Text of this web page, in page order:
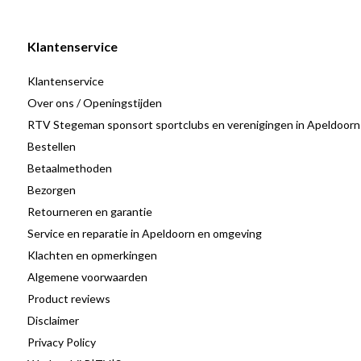
Volledig geïntegreerde inbouwvaatwasser: strak
De AEG FSB53617Z combineert slimme functies, sterke
stille vaatwasser. Een betrouwbare keuze voor wie comfort en
vindt in de keuken.
Klantenservice
Klantenservice
Over ons / Openingstijden
RTV Stegeman sponsort sportclubs en verenigingen in Apeldoorn
Bestellen
Betaalmethoden
Bezorgen
Retourneren en garantie
Service en reparatie in Apeldoorn en omgeving
Klachten en opmerkingen
Algemene voorwaarden
Product reviews
Disclaimer
Privacy Policy